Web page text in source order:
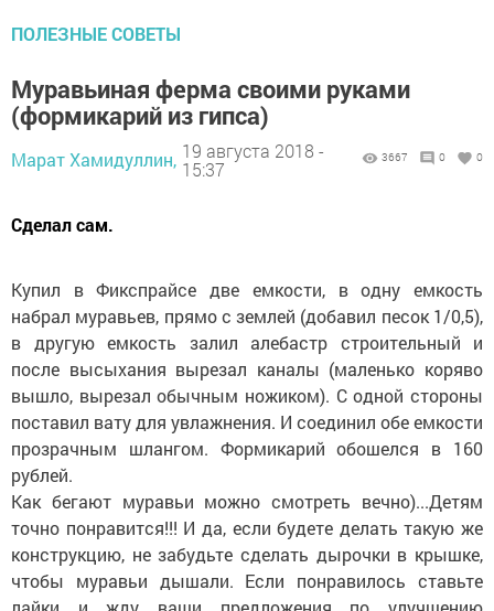
ПОЛЕЗНЫЕ СОВЕТЫ
Муравьиная ферма своими руками
(формикарий из гипса)
Марат Хамидуллин, 19 августа 2018 -
15:37
3667 0 0
Сделал сам.
Купил в Фикспрайсе две емкости, в одну емкость
набрал муравьев, прямо с землей (добавил песок 1/0,5),
в другую емкость залил алебастр строительный и
после высыхания вырезал каналы (маленько коряво
вышло, вырезал обычным ножиком). С одной стороны
поставил вату для увлажнения. И соединил обе емкости
прозрачным шлангом. Формикарий обошелся в 160
рублей.
Как бегают муравьи можно смотреть вечно)...Детям
точно понравится!!! И да, если будете делать такую же
конструкцию, не забудьте сделать дырочки в крышке,
чтобы муравьи дышали. Если понравилось ставьте